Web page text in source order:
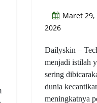
Maret 29,
2026
Dailyskin –
menjadi istilah
sering
dunia
meningkatnya